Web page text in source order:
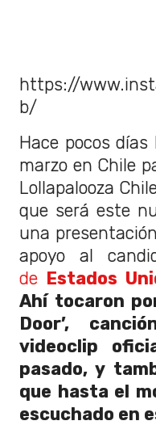
https://
b/
Hace pocos
marzo en Chile
Lollapalooza
que será este
una
apoyo al
de Estados
Ahí tocaron
Door’,
videoclip
pasado, y
que hasta el
escuchado en